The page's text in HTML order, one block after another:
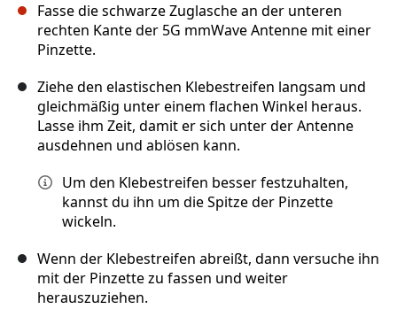
Fasse die schwarze Zuglasche an der unteren
rechten Kante der 5G mmWave Antenne mit einer
Pinzette.
Ziehe den elastischen Klebestreifen langsam und
gleichmäßig unter einem flachen Winkel heraus.
Lasse ihm Zeit, damit er sich unter der Antenne
ausdehnen und ablösen kann.
Um den Klebestreifen besser festzuhalten,
kannst du ihn um die Spitze der Pinzette
wickeln.
Wenn der Klebestreifen abreißt, dann versuche ihn
mit der Pinzette zu fassen und weiter
herauszuziehen.